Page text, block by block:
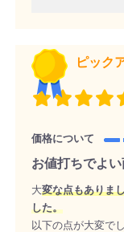
ピック
価格について
お値打ちでよ
大変な点もありま
した。
以下の点が大変でし